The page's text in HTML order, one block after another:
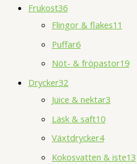
Frukost36
Flingor & flakes11
Puffar6
Nöt- & fröpastor19
Drycker32
Juice & nektar3
Läsk & saft10
Växtdrycker4
Kokosvatten & iste13